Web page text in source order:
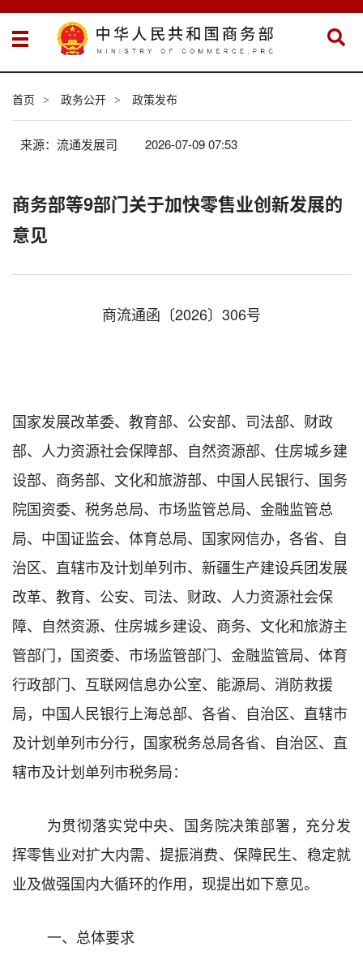
首页 > 政务公开 > 政策发布
来源：流通发展司 2026-07-09 07:53
商务部等9部门关于加快零售业创新发展的
意见
商流通函 〔2026〕306号
国家发展改革委、教育部、公安部、司法部、财政
部、人力资源社会保障部、自然资源部、住房城乡建
设部、商务部、文化和旅游部、中国人民银行、国务
院国资委、税务总局、市场监管总局、金融监管总
局、中国证监会、体育总局、国家网信办，各省、自
治区、直辖市及计划单列市、新疆生产建设兵团发展
改革、教育、公安、司法、财政、人力资源社会保
障、自然资源、住房城乡建设、商务、文化和旅游主
管部门，国资委、市场监管部门、金融监管局、体育
行政部门、互联网信息办公室、能源局、消防救援
局，中国人民银行上海总部、各省、自治区、直辖市
及计划单列市分行，国家税务总局各省、自治区、直
辖市及计划单列市税务局：
为贯彻落实党中央、国务院决策部署，充分发
挥零售业对扩大内需、提振消费、保障民生、稳定就
业及做强国内大循环的作用，现提出如下意见。
一、总体要求